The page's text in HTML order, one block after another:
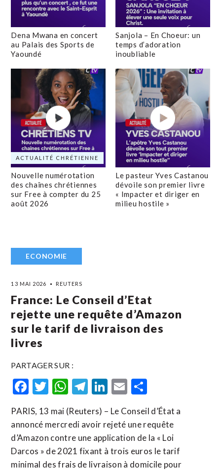
Dena Mwana en concert
au Palais des Sports de
Yaoundé
Sanjola – En Choeur: un
temps d’adoration
inoubliable
ACTUALITÉ CHRÉTIENNE
Nouvelle numérotation
des chaînes chrétiennes
sur Free à compter du 25
août 2026
Le pasteur Yves Castanou
dévoile son premier livre
« Impacter et diriger en
milieu hostile »
ECONOMIE
13 MAI 2026 REUTERS
France: Le Conseil d’Etat
rejette une requête d’Amazon
sur le tarif de livraison des
livres
PARTAGER SUR :
Facebook
Twitter
WhatsApp
Telegram
LinkedIn
Email
PARIS, 13 mai (Reuters) – Le Conseil d’État a
annoncé mercredi avoir rejeté une requête
d’Amazon contre une application de la « Loi
Darcos » de 2021 fixant à trois euros le tarif
minimal des frais de livraison à domicile pour ​